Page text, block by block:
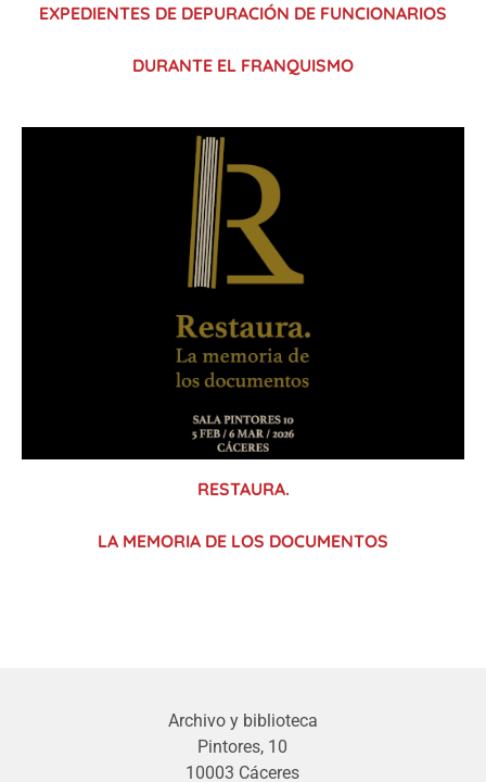
EXPEDIENTES DE DEPURACIÓN DE FUNCIONARIOS
DURANTE EL FRANQUISMO
RESTAURA.
LA MEMORIA DE LOS DOCUMENTOS
Archivo y biblioteca
Pintores, 10
10003 Cáceres